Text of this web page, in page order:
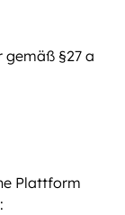
§27 a
Plattform